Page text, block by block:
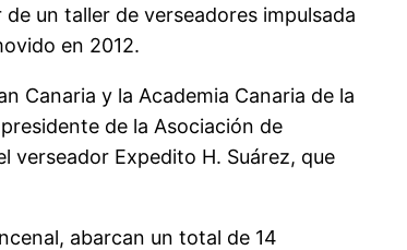
un taller de verseadores impulsada
en 2012.
Canaria y la Academia Canaria de la
de la Asociación de
verseador Expedito H. Suárez, que
abarcan un total de 14